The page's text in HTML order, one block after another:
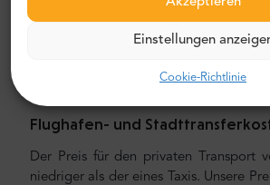
Einstellungen
Cookie-Richtlinie
mit Mr.Shuttle, einer Auswahl von Trip-
modernen, komfortablen,
und Minibussen. Unsere Crew
Flughafen- und
Der Preis für den privaten Transport
niedriger als der eines Taxis. Unsere